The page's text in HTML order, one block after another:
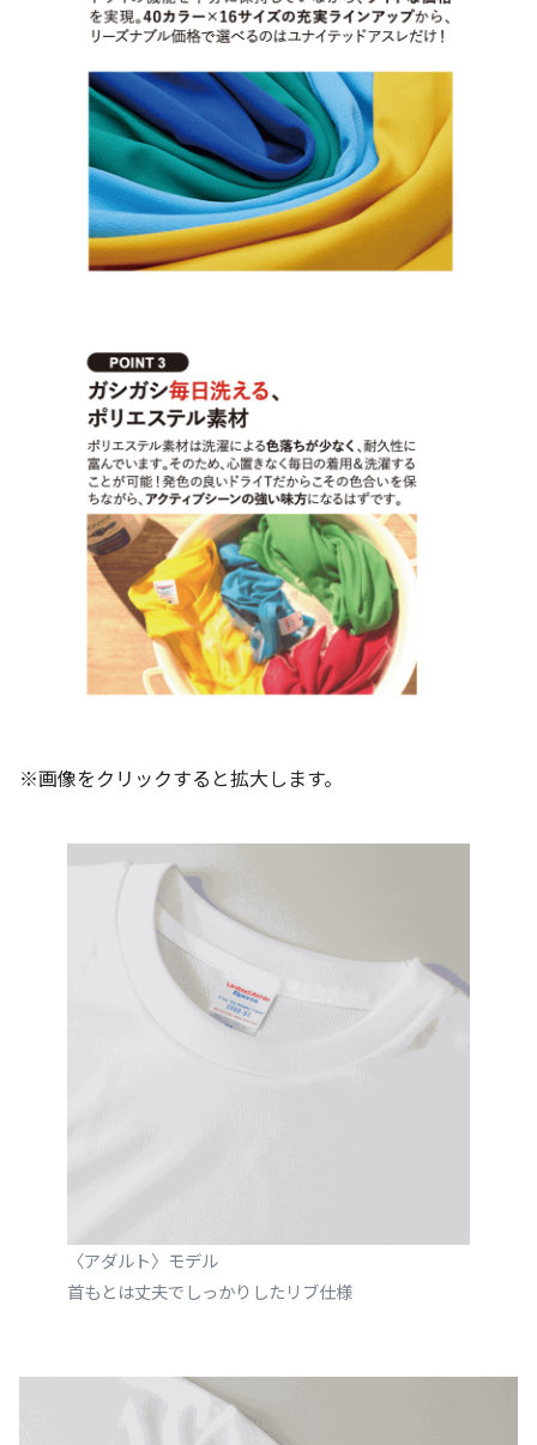
※画像をクリックすると拡大します。
〈アダルト〉モデル
首もとは丈夫でしっかりしたリブ仕様